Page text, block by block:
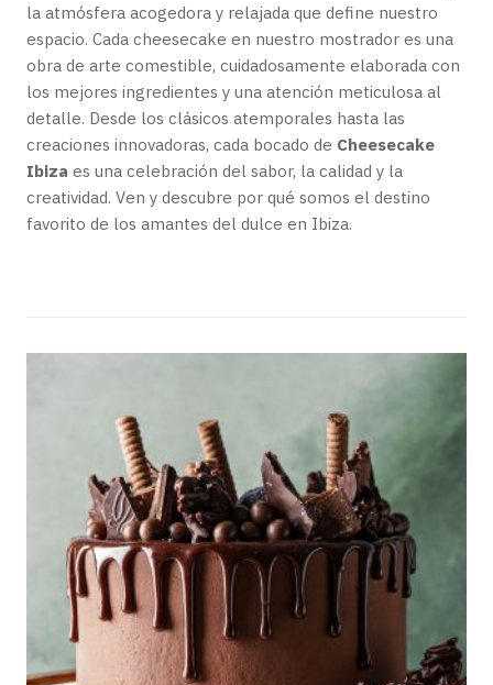
la atmósfera acogedora y relajada que define nuestro
espacio. Cada cheesecake en nuestro mostrador es una
obra de arte comestible, cuidadosamente elaborada con
los mejores ingredientes y una atención meticulosa al
detalle. Desde los clásicos atemporales hasta las
creaciones innovadoras, cada bocado de Cheesecake
Ibiza es una celebración del sabor, la calidad y la
creatividad. Ven y descubre por qué somos el destino
favorito de los amantes del dulce en Ibiza.